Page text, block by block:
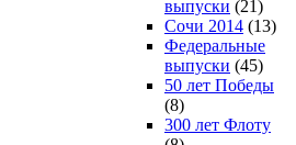
выпуски (21)
Сочи 2014 (13)
Федеральные
выпуски (45)
50 лет Победы
(8)
300 лет Флоту